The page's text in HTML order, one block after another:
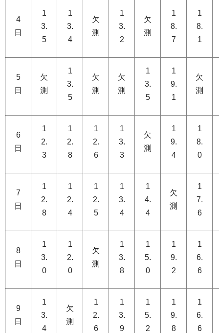
4
日
1
3.
5
1
3.
4
欠
測
1
3.
2
欠
測
1
8.
7
1
8.
1
5
日
欠
測
1
3.
5
欠
測
欠
測
1
3.
5
1
9.
1
欠
測
6
日
1
2.
3
1
2.
8
1
2.
6
1
3.
3
欠
測
1
9.
4
1
8.
0
7
日
1
2.
8
1
2.
4
1
2.
5
1
3.
4
1
4.
4
欠
測
1
7.
6
8
日
1
3.
0
1
2.
0
欠
測
1
3.
8
1
5.
0
1
9.
2
1
6.
6
9
日
1
3.
4
欠
測
1
2.
6
1
3.
9
1
5.
2
1
9.
8
1
6.
6